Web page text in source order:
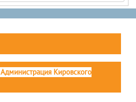
Администрация Кировского